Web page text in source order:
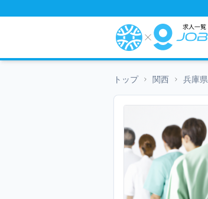
トップ 関西 兵庫県